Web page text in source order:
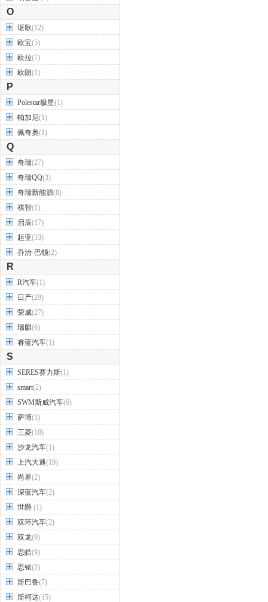
O
讴歌(12)
欧宝(5)
欧拉(7)
欧朗(1)
P
Polestar极星(1)
帕加尼(1)
佩奇奥(1)
Q
奇瑞(27)
奇瑞QQ(3)
奇瑞新能源(8)
祺智(1)
启辰(17)
起亚(33)
乔治·巴顿(2)
R
R汽车(1)
日产(29)
荣威(27)
瑞麒(6)
睿蓝汽车(1)
S
SERES赛力斯(1)
smart(2)
SWM斯威汽车(6)
萨博(3)
三菱(18)
沙龙汽车(1)
上汽大通(19)
尚界(2)
深蓝汽车(2)
世爵 (1)
双环汽车(2)
双龙(9)
思皓(9)
思铭(3)
斯巴鲁(7)
斯柯达(15)